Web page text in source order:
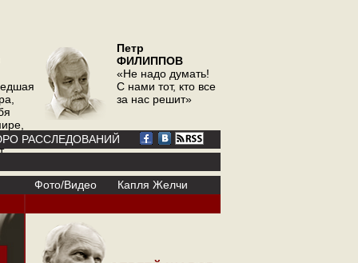
Петр
ФИЛИППОВ
«Не надо думать!
С нами тот, кто все
за нас решит»
РАССЛЕДОВАНИЙ
Фото/Видео
Капля Желчи